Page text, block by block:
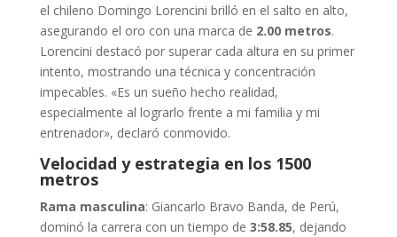
el chileno Domingo Lorencini brilló en el salto en alto,
asegurando el oro con una marca de 2.00 metros.
Lorencini destacó por superar cada altura en su primer
intento, mostrando una técnica y concentración
impecables. «Es un sueño hecho realidad,
especialmente al lograrlo frente a mi familia y mi
entrenador», declaró conmovido.
Velocidad y estrategia en los 1500
metros
Rama masculina: Giancarlo Bravo Banda, de Perú,
dominó la carrera con un tiempo de 3:58.85, dejando